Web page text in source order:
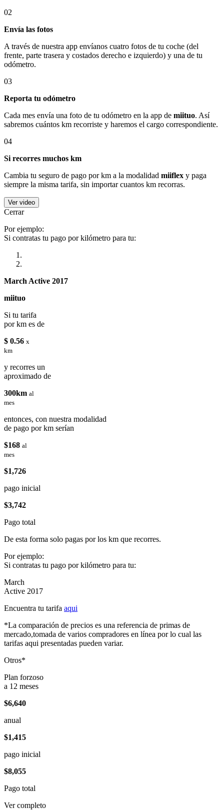
02
Envía las fotos
A través de nuestra app envíanos cuatro fotos de tu coche (del
frente, parte trasera y costados derecho e izquierdo) y una de tu
odómetro.
03
Reporta tu odómetro
Cada mes envía una foto de tu odómetro en la app de miituo. Así
sabremos cuántos km recorriste y haremos el cargo correspondiente.
04
Si recorres muchos km
Cambia tu seguro de pago por km a la modalidad miiflex y paga
siempre la misma tarifa, sin importar cuantos km recorras.
Ver video
Cerrar
Por ejemplo:
Si contratas tu pago por kilómetro para tu:
March Active 2017
miituo
Si tu tarifa
por km es de
$ 0.56 x
km
y recorres un
aproximado de
300km al
mes
entonces, con nuestra modalidad
de pago por km serían
$168 al
mes
$1,726
pago inicial
$3,742
Pago total
De esta forma solo pagas por los km que recorres.
Por ejemplo:
Si contratas tu pago por kilómetro para tu:
March
Active 2017
Encuentra tu tarifa aqui
*La comparación de precios es una referencia de primas de
mercado,tomada de varios compradores en línea por lo cual las
tarifas aqui presentadas pueden variar.
Otros*
Plan forzoso
a 12 meses
$6,640
anual
$1,415
pago inicial
$8,055
Pago total
Ver completo